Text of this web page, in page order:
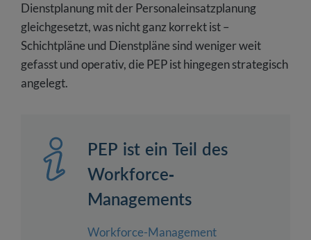
Dienstplanung mit der Personaleinsatzplanung
gleichgesetzt, was nicht ganz korrekt ist –
Schichtpläne und Dienstpläne sind weniger weit
gefasst und operativ, die PEP ist hingegen strategisch
angelegt.
PEP ist ein Teil des
Workforce-
Managements
Workforce-Management